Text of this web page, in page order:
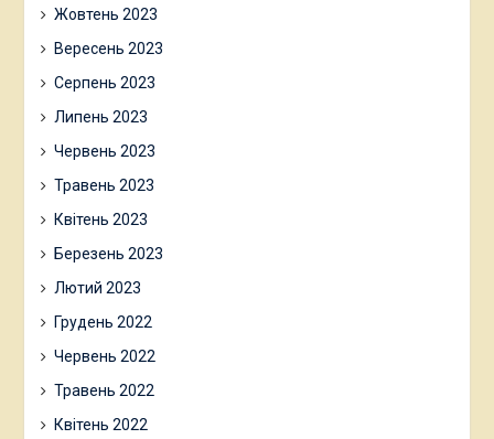
Жовтень 2023
Вересень 2023
Серпень 2023
Липень 2023
Червень 2023
Травень 2023
Квітень 2023
Березень 2023
Лютий 2023
Грудень 2022
Червень 2022
Травень 2022
Квітень 2022